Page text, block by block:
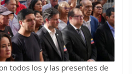
todos los y las presentes de